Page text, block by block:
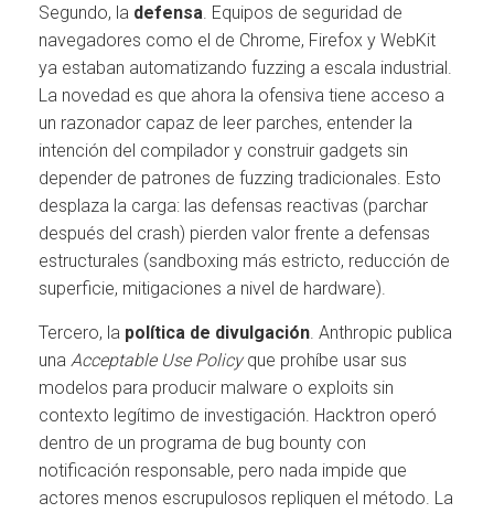
Segundo, la defensa . Equipos de seguridad de
navegadores como el de Chrome, Firefox y WebKit
ya estaban automatizando fuzzing a escala industrial.
La novedad es que ahora la ofensiva tiene acceso a
un razonador capaz de leer parches, entender la
intención del compilador y construir gadgets sin
depender de patrones de fuzzing tradicionales. Esto
desplaza la carga: las defensas reactivas (parchar
después del crash) pierden valor frente a defensas
estructurales (sandboxing más estricto, reducción de
superficie, mitigaciones a nivel de hardware).
Tercero, la política de divulgación . Anthropic publica
una Acceptable Use Policyque prohíbe usar sus
modelos para producir malware o exploits sin
contexto legítimo de investigación. Hacktron operó
dentro de un programa de bug bounty con
notificación responsable, pero nada impide que
actores menos escrupulosos repliquen el método. La